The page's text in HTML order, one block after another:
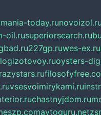
today.runovoizol.ru
oil.rusuperiorsearch.ru
227gp.ruwes-ex.ru
oysters-
vsesvoimirykami.ru
chastnyjdom.ru
avtoguru.net